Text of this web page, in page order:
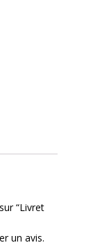
“Livret
un avis.